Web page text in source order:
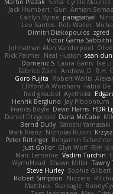
Martin Pražák Sofia Cyrille Maurice
Jack Humbert Gun Arman Sernaz
Caitlyn Byrne paragsatyal
Leo Santos Rob Waller
Dimitri Diakopoulos zgred
Victor Gama Sabbithi
Johnathan Alan Vanderpool
Rick Palmer Neal Huston sean
Domenic S Laura Ganis Ike Li
Fabrice Zaini Andrew_D R.H.
Goro Fujita Robert Wallis
Clifford A Worsham Fábio De
fred gissubel Ayetheist
Henrik Berglund Jay Piboontum
Francis Boyle Devin Harris HDR
Daniel Fitzgerald Dana McCabe
Bernd Dully Satoshi Yamasaki
Mark Krenz Nicholas Rubin
Peter Rittinger Benjamin Schechter
Just Gollor Glyn Wolf 亮作 淡
Marc Lemoine Vadim Turchin
WyrmHead
Shawn Miller Tawny
Steve Hurley Sophie Gilbert
Robert Simpson
Nizzero
Matthias Stareagle